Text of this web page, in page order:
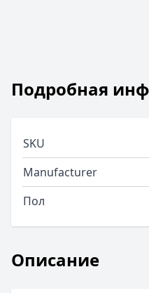
Описание
Подробная
SKU
Manufacturer
Пол